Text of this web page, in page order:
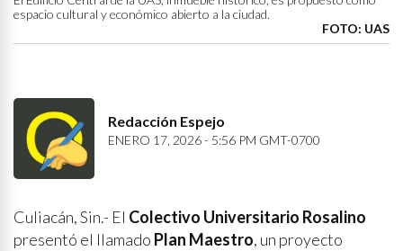
espacio cultural y económico abierto a la ciudad.
FOTO: UAS
Redacción Espejo
ENERO 17, 2026 - 5:56 PM GMT-0700
Culiacán, Sin.- El Colectivo Universitario Rosalino
presentó el llamado Plan Maestro, un proyecto